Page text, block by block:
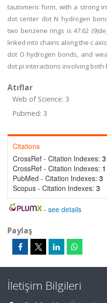
tautomeric form, with a strong
dot center dot N hydrogen
two benzene rings is 47.62
linked into chains along the c
dot O hydrogen bonds, and
dot pi interactions involving
Atıflar
Web of Science: 3
Pubmed: 3
Citations
CrossRef - Citation Indexes: 3
CrossRef - Citation Indexes: 1
PubMed - Citation Indexes: 3
Scopus - Citation Indexes: 3
- see details
Paylaş
İletişim Bilgileri